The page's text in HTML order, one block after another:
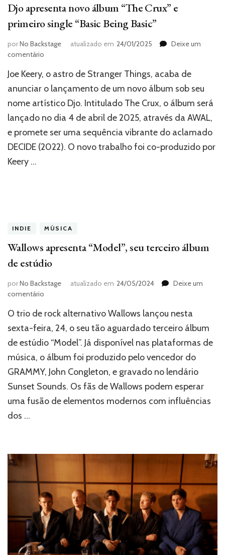
Djo apresenta novo álbum “The Crux” e
primeiro single “Basic Being Basic”
porNo Backstage atualizado em 24/01/2025
Deixe um
comentário
apresenta
novo
“The
Crux”
single
Joe Keery, o astro de Stranger Things, acaba de
anunciar o lançamento de um novo álbum sob seu
nome artístico Djo. Intitulado The Crux, o álbum será
lançado no dia 4 de abril de 2025, através da AWAL,
e promete ser uma sequência vibrante do aclamado
DECIDE (2022). O novo trabalho foi co-produzido por
Keery …
INDIE MÚSICA
Wallows apresenta “Model”, seu terceiro álbum
de estúdio
porNo Backstage atualizado em 24/05/2024
Deixe um
comentário
apresenta
“Model”,
terceiro
álbum
de
estúdio
O trio de rock alternativo Wallows lançou nesta
sexta-feira, 24, o seu tão aguardado terceiro álbum
de estúdio “Model”. Já disponível nas plataformas de
música, o álbum foi produzido pelo vencedor do
GRAMMY, John Congleton, e gravado no lendário
Sunset Sounds. Os fãs de Wallows podem esperar
uma fusão de elementos modernos com influências
dos …